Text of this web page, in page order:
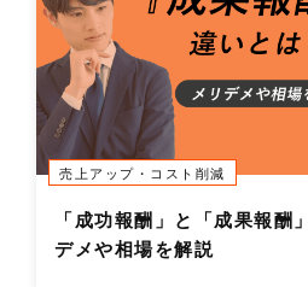
「成功報酬」と「成果報酬
デメや相場を解説
売上アップ・コスト削減